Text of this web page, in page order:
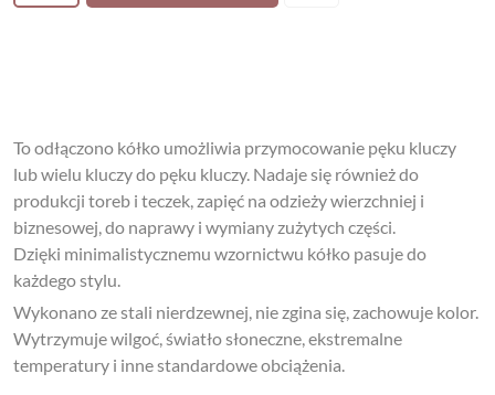
To odłączono kółko umożliwia przymocowanie pęku kluczy
lub wielu kluczy do pęku kluczy. Nadaje się również do
produkcji toreb i teczek, zapięć na odzieży wierzchniej i
biznesowej, do naprawy i wymiany zużytych części.
Dzięki minimalistycznemu wzornictwu kółko pasuje do
każdego stylu.
Wykonano ze stali nierdzewnej, nie zgina się, zachowuje kolor.
Wytrzymuje wilgoć, światło słoneczne, ekstremalne
temperatury i inne standardowe obciążenia.